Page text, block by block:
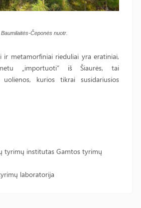
Čeponės nuotr.
ir metamorfiniai rieduliai yra eratiniai,
„importuoti“ iš Šiaurės, tai
kurios tikrai susidariusios
tyrimų institutas Gamtos tyrimų
laboratorija